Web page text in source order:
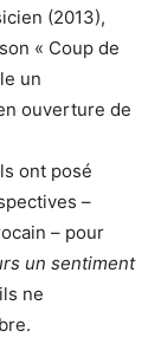
(2013),
« Coup de
un
ouverture de
ont posé
–
– pour
un sentiment
ne